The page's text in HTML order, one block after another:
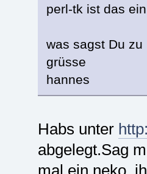
perl-tk ist das
was sagst Du
grüsse
hannes
Habs unter
abgelegt.Sag